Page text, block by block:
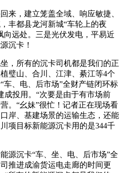
，建立笼盖全域、响应敏捷、
丰都县龙河新城“车轮上的夜
向远处。三是光伏发电，平易近
沉卡！
所有的沉卡司机都是我们的正
璧山、合川、江津、綦江等4个
车、电、后市场”全财产链闭环标
成投用。“次要是由于有市场前
。“幺妹”很忙！记者正在现场看
岸、基建场景的运输生态，还能
项目标新能源沉卡用的是344千
沉卡“车、坐、电、后市场”全
推进成渝货运电走廊的时间更